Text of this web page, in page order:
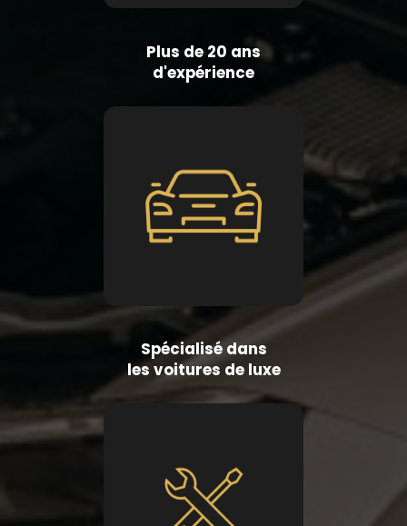
Plus de 20 ans
d'expérience
Spécialisé dans
les voitures de luxe